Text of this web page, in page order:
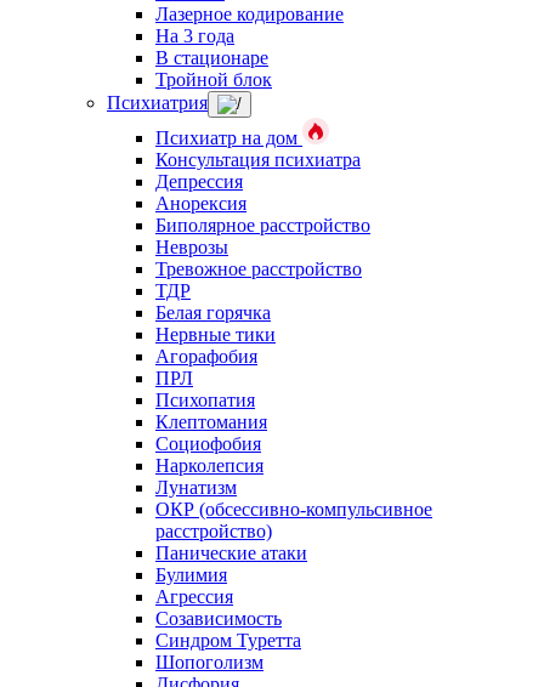
Лазерное кодирование
На 3 года
В стационаре
Тройной блок
Психиатрия
Психиатр на дом
Консультация психиатра
Депрессия
Анорексия
Биполярное расстройство
Неврозы
Тревожное расстройство
ТДР
Белая горячка
Нервные тики
Агорафобия
ПРЛ
Психопатия
Клептомания
Социофобия
Нарколепсия
Лунатизм
ОКР (обсессивно-компульсивное
расстройство)
Панические атаки
Булимия
Агрессия
Созависимость
Синдром Туретта
Шопоголизм